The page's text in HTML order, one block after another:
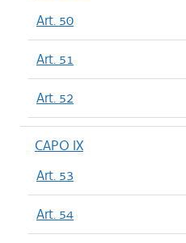
Art. 50
Art. 51
Art. 52
CAPO IX
Art. 53
Art. 54